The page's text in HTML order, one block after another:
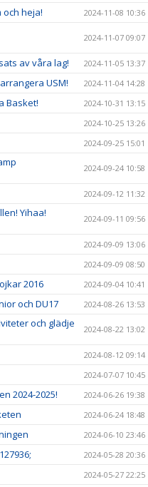
och heja! 2024-11-08 10:36
2024-11-07 09:07
av våra lag! 2024-11-05 13:37
USM! 2024-11-04 14:28
Basket! 2024-10-31 13:15
2024-10-25 13:26
2024-09-25 15:01
2024-09-24 10:58
2024-09-12 11:32
Yihaa!
2024-09-11 09:56
2024-09-09 13:06
2024-09-09 08:50
2016 2024-09-04 10:41
och DU17 2024-08-26 13:53
och glädje
2024-08-22 13:02
2024-08-12 09:14
2024-07-07 10:45
2024-2025! 2024-06-26 19:38
2024-06-24 18:48
2024-06-10 23:46
2024-05-28 20:36
2024-05-27 22:25